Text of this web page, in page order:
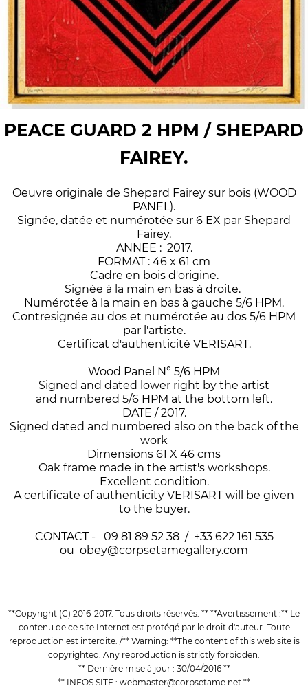
PEACE GUARD 2 HPM / SHEPARD
FAIREY.
Oeuvre originale de Shepard Fairey sur bois (WOOD
PANEL).
Signée, datée et numérotée sur 6 EX par Shepard
Fairey.
ANNEE : 2017.
FORMAT : 46 x 61 cm
Cadre en bois d'origine.
Signée à la main en bas à droite.
Numérotée à la main en bas à gauche 5/6 HPM.
Contresignée au dos et numérotée au dos 5/6 HPM
par l'artiste.
Certificat d'authenticité VERISART.
Wood Panel N° 5/6 HPM
Signed and dated lower right by the artist
and numbered 5/6 HPM at the bottom left.
DATE / 2017.
Signed dated and numbered also on the back of the
work
Dimensions 61 X 46 cms
Oak frame made in the artist's workshops.
Excellent condition.
A certificate of authenticity VERISART will be given
to the buyer.
CONTACT - 09 81 89 52 38 / +33 622 161 535
ou obey@corpsetamegallery.com
**Copyright (C) 2016-2017. Tous droits réservés. ** **Avertissement :** Le
contenu de ce site Internet est protégé par le droit d'auteur. Toute
reproduction est interdite. /** Warning: **The content of this web site is
copyrighted. Any reproduction is strictly forbidden.
** Dernière mise à jour : 30/04/2016 **
** INFOS SITE : webmaster@corpsetame.net **